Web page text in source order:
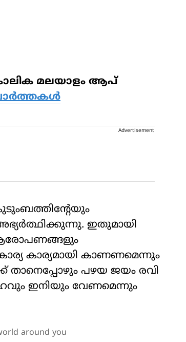
മലയാളം ആപ്
Advertisement
ഇതുമായി
കാര്യമായി കാണണമെന്നും
താനെപ്പോഴും പഴയ ജയം രവി
ഇനിയും വേണമെന്നും
around you